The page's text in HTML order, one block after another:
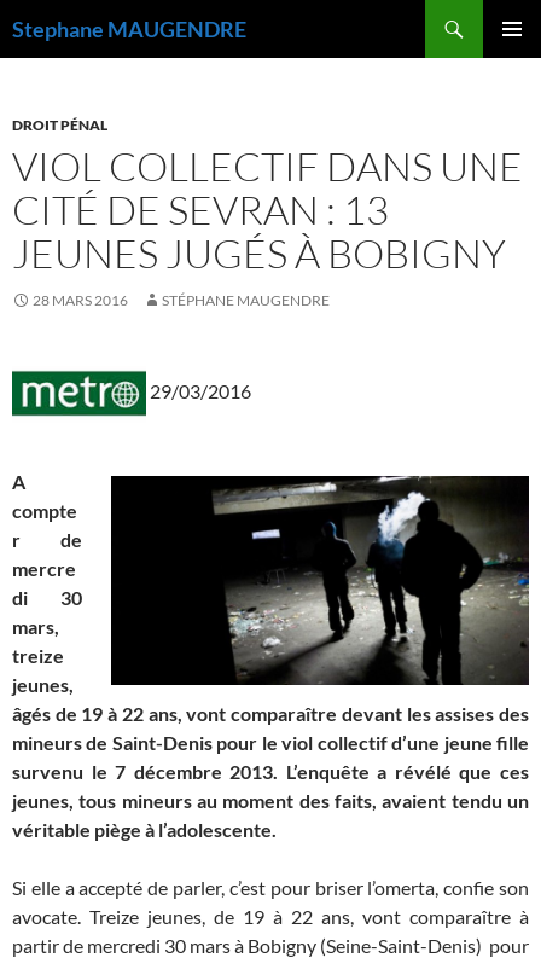
Stephane MAUGENDRE
DROIT PÉNAL
VIOL COLLECTIF DANS UNE
CITÉ DE SEVRAN : 13
JEUNES JUGÉS À BOBIGNY
28 MARS 2016 STÉPHANE MAUGENDRE
29/03/2016
A
compte
r de
mercre
di 30
mars,
treize
jeunes,
âgés de 19 à 22 ans, vont comparaître devant les assises des
mineurs de Saint-Denis pour le viol collectif d’une jeune fille
survenu le 7 décembre 2013. L’enquête a révélé que ces
jeunes, tous mineurs au moment des faits, avaient tendu un
véritable piège à l’adolescente.
Si elle a accepté de parler, c’est pour briser l’omerta, confie son
avocate. Treize jeunes, de 19 à 22 ans, vont comparaître à
partir de mercredi 30 mars à Bobigny (Seine-Saint-Denis) pour